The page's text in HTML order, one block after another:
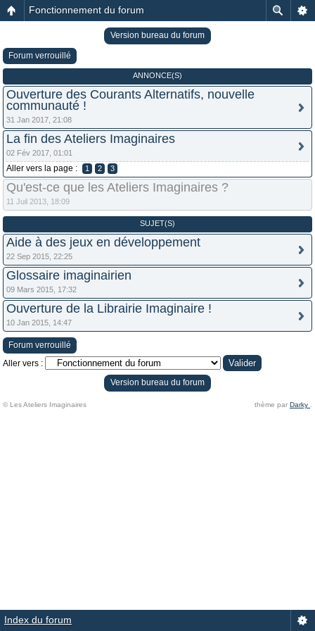
Fonctionnement du forum
Version bureau du forum
Forum verrouillé
ANNONCE(S)
Ouverture des Courants Alternatifs, nouvelle
communauté !
31 Jan 2017, 21:08
La fin des Ateliers Imaginaires
02 Fév 2017, 01:01
Aller vers la page : 1 2 3
Qu'est-ce que les Ateliers Imaginaires ?
11 Juil 2013, 18:09
SUJET(S)
Aide à des jeux en développement
22 Sep 2015, 22:25
Glossaire imaginairien
09 Mars 2015, 17:32
Ouverture de la Librairie Imaginaire !
10 Jan 2015, 14:47
Forum verrouillé
Aller vers :
Version bureau du forum
© Les Ateliers Imaginaires thème par Darky
Index du forum